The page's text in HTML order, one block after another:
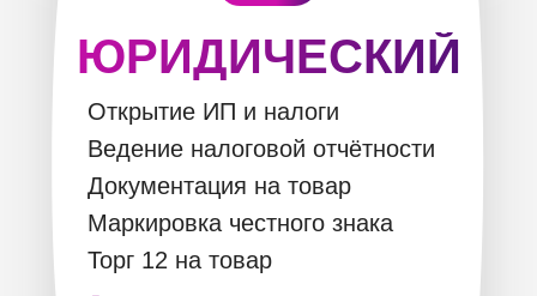
ЮРИДИЧЕСКИЙ
Открытие ИП и налоги
Ведение налоговой отчётности
Документация на товар
Маркировка честного знака
Торг 12 на товар